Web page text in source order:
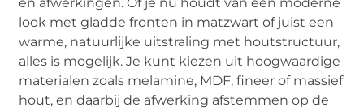
en afwerkingen. Of je nu houdt van een moderne
look met gladde fronten in matzwart of juist een
warme, natuurlijke uitstraling met houtstructuur,
alles is mogelijk. Je kunt kiezen uit hoogwaardige
materialen zoals melamine, MDF, fineer of massief
hout, en daarbij de afwerking afstemmen op de